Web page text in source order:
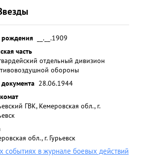
рождения
__.__.1909
часть
отдельный дивизион
обороны
28.06.1944
ГВК, Кемеровская обл., г.
обл., г. Гурьевск
событиях в журнале боевых действий